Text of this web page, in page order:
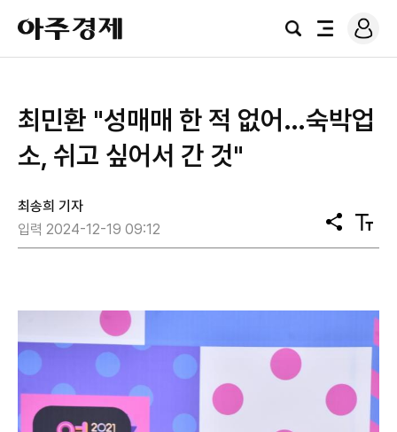
아
주
경
검
전
로
그
최민환 "성매매 한 적 없어…숙박업
소, 쉬고 싶어서 간 것"
최송희 기자
입력 2024-12-19 09:12
공
유
텍
스